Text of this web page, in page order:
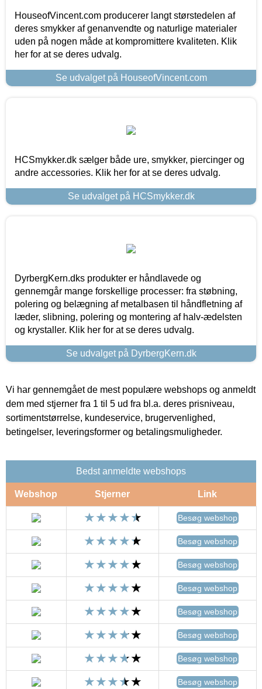
HouseofVincent.com producerer langt størstedelen af
deres smykker af genanvendte og naturlige materialer
uden på nogen måde at kompromittere kvaliteten. Klik
her for at se deres udvalg.
Se udvalget på HouseofVincent.com
HCSmykker.dk sælger både ure, smykker, piercinger og
andre accessories. Klik her for at se deres udvalg.
Se udvalget på HCSmykker.dk
DyrbergKern.dks produkter er håndlavede og
gennemgår mange forskellige processer: fra støbning,
polering og belægning af metalbasen til håndfletning af
læder, slibning, polering og montering af halv-ædelsten
og krystaller. Klik her for at se deres udvalg.
Se udvalget på DyrbergKern.dk
Vi har gennemgået de mest populære webshops og anmeldt
dem med stjerner fra 1 til 5 ud fra bl.a. deres prisniveau,
sortimentstørrelse, kundeservice, brugervenlighed,
betingelser, leveringsformer og betalingsmuligheder.
Bedst anmeldte webshops
Webshop Stjerner Link
Besøg webshop
Besøg webshop
Besøg webshop
Besøg webshop
Besøg webshop
Besøg webshop
Besøg webshop
Besøg webshop